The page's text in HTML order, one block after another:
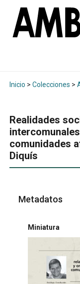
Inicio > Colecciones >
Realidades
comunidades
Diquís
Metadatos
Miniatura